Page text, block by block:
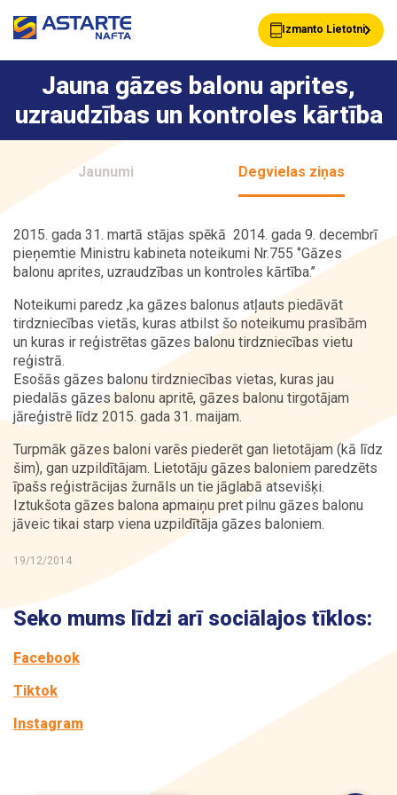
Izmanto Lietotni
Akcijas Jaunumi
Klientu Kartes
Pakalpojumi Astarte Bizness
Vairumtirdzniecība
Jauna gāzes balonu aprites,
uzraudzības un kontroles kārtība
Jaunumi Degvielas ziņas
2015. gada 31. martā stājas spēkā 2014. gada 9. decembrī
pieņemtie Ministru kabineta noteikumi Nr.755 ‘’Gāzes
balonu aprites, uzraudzības un kontroles kārtība.’’
Noteikumi paredz ,ka gāzes balonus atļauts piedāvāt
tirdzniecības vietās, kuras atbilst šo noteikumu prasībām
un kuras ir reģistrētas gāzes balonu tirdzniecības vietu
reģistrā.
Esošās gāzes balonu tirdzniecības vietas, kuras jau
piedalās gāzes balonu apritē, gāzes balonu tirgotājam
jāreģistrē līdz 2015. gada 31. maijam.
Turpmāk gāzes baloni varēs piederēt gan lietotājam (kā līdz
šim), gan uzpildītājam. Lietotāju gāzes baloniem paredzēts
īpašs reģistrācijas žurnāls un tie jāglabā atsevišķi.
Iztukšota gāzes balona apmaiņu pret pilnu gāzes balonu
jāveic tikai starp viena uzpildītāja gāzes baloniem.
19/12/2014
Seko mums līdzi arī sociālajos tīklos:
Facebook
Tiktok
Instagram